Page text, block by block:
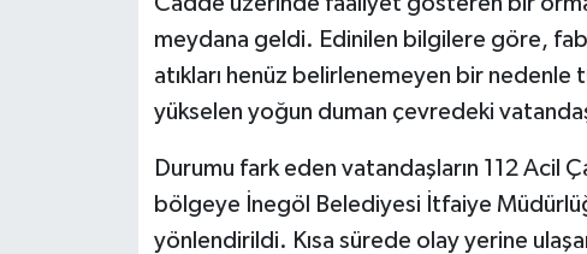
meydana geldi. Edinilen bilgilere göre,
atıkları henüz belirlenemeyen bir
yükselen yoğun duman çevredeki
Durumu fark eden vatandaşların 112 Acil
bölgeye İnegöl Belediyesi İtfaiye
yönlendirildi. Kısa sürede olay yerine